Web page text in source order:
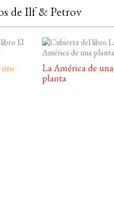
de Ilf & Petrov
oro
La América de una
planta